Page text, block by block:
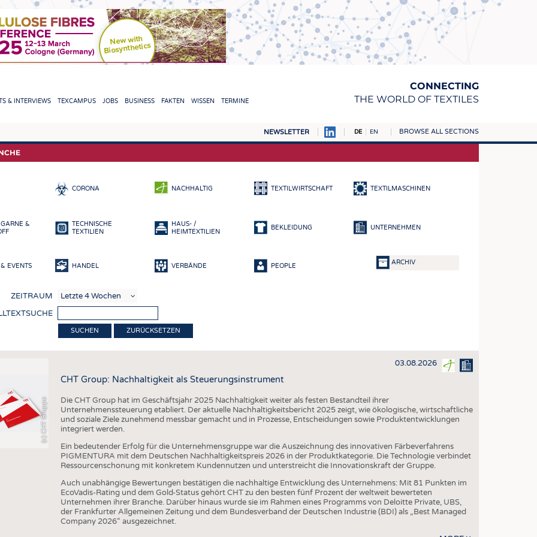
CONNECTING
THE WORLD OF TEXTILES
& INTERVIEWS TEXCAMPUS JOBS BUSINESS FAKTEN WISSEN TERMINE
NEWSLETTER DE EN BROWSE ALL SECTIONS
TEXTILE LEADERSHIP FASERN
GEWEBE
VLIESSTOFFE
NACHHALTIGKEIT
KREISLAUFWIRTSCHAFT
TECHNISCHE TEXTILIEN
SMART TEXTILES
MEDIZIN
HAUS- UND HEIMTEXTILIEN
BEKLEIDUNG
CORONA NACHHALTIG TEXTILWIRTSCHAFT TEXTILMASCHINEN
&
TECHNISCHE
TEXTILIEN
HAUS- /
HEIMTEXTILIEN
BEKLEIDUNG UNTERNEHMEN
EVENTS HANDEL VERBÄNDE PEOPLE ARCHIV
ZEITRAUM
ZURÜCKSETZEN
(c) CHT Gruppe
03.08.2026
CHT Group: Nachhaltigkeit als Steuerungsinstrument
Die CHT Group hat im Geschäftsjahr 2025 Nachhaltigkeit weiter als festen Bestandteil ihrer
Unternehmenssteuerung etabliert. Der aktuelle Nachhaltigkeitsbericht 2025 zeigt, wie ökologische, wirtschaftliche
und soziale Ziele zunehmend messbar gemacht und in Prozesse, Entscheidungen sowie Produktentwicklungen
integriert werden.
Ein bedeutender Erfolg für die Unternehmensgruppe war die Auszeichnung des innovativen Färbeverfahrens
PIGMENTURA mit dem Deutschen Nachhaltigkeitspreis 2026 in der Produktkategorie. Die Technologie verbindet
Ressourcenschonung mit konkretem Kundennutzen und unterstreicht die Innovationskraft der Gruppe.
Auch unabhängige Bewertungen bestätigen die nachhaltige Entwicklung des Unternehmens: Mit 81 Punkten im
EcoVadis-Rating und dem Gold-Status gehört CHT zu den besten fünf Prozent der weltweit bewerteten
Unternehmen ihrer Branche. Darüber hinaus wurde sie im Rahmen eines Programms von Deloitte Private, UBS,
der Frankfurter Allgemeinen Zeitung und dem Bundesverband der Deutschen Industrie (BDI) als „Best Managed
Company 2026“ ausgezeichnet.